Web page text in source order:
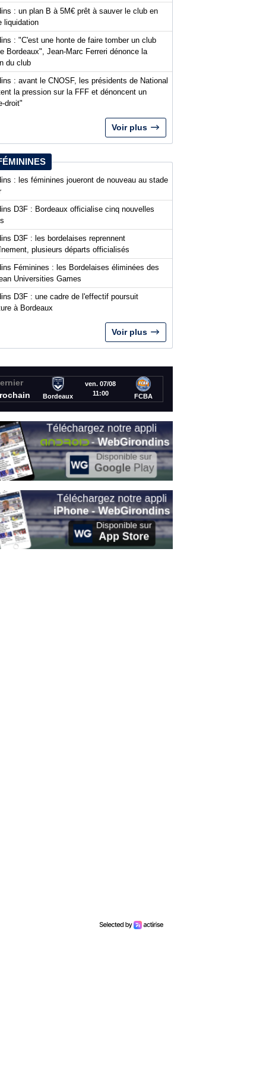
: un plan B à 5M€ prêt à sauver le club en
liquidation
: "C'est une honte de faire tomber un club
Bordeaux", Jean-Marc Ferreri dénonce la
du club
: avant le CNOSF, les présidents de National
la pression sur la FFF et dénoncent un
droit"
Voir plus
: les féminines joueront de nouveau au stade
D3F : Bordeaux officialise cinq nouvelles
D3F : les bordelaises reprennent
plusieurs départs officialisés
Féminines : les Bordelaises éliminées des
Universities Games
D3F : une cadre de l'effectif poursuit
à Bordeaux
Voir plus
Bordeaux
ven. 07/08
11:00
FCBA